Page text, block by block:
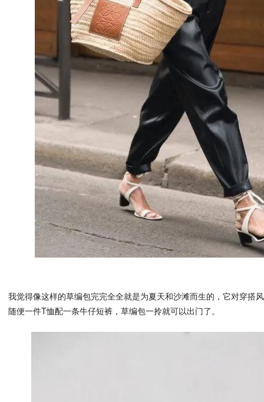
我觉得像这样的草编包完完全全就是为夏天和沙滩而生的，它对穿搭
随便一件T恤配一条牛仔短裤，草编包一拎就可以出门了。